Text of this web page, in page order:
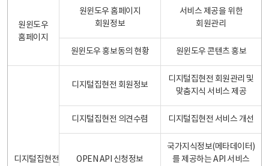
원윈도우
홈페이지
원윈도우 홈페이지
회원정보
서비스 제공을 위한
회원관리
원윈도우 홍보동의 현황 원윈도우 콘텐츠 홍보
디지털집현전
디지털집현전 회원정보
디지털집현전 회원관리 및
맞춤지식 서비스 제공
디지털집현전 의견수렴 디지털집현전 서비스 개선
OPEN API 신청정보
국가지식정보(메타데이터)
를 제공하는 API 서비스